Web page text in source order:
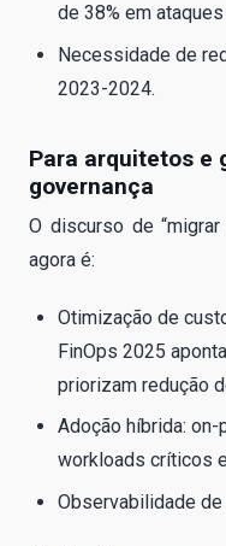
de 38% em
Necessidade de
2023-2024.
Para arquitetos e
governança
O discurso de
agora é:
Otimização de
FinOps 2025
priorizam redução
Adoção híbrida:
workloads críticos
Observabilidade